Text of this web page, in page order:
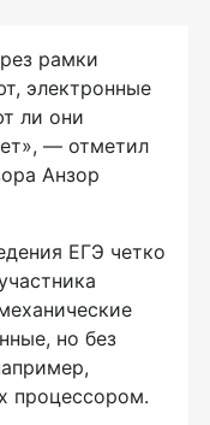
рамки
электронные
ли они
— отметил
Анзор
ЕГЭ четко
но без
процессором.